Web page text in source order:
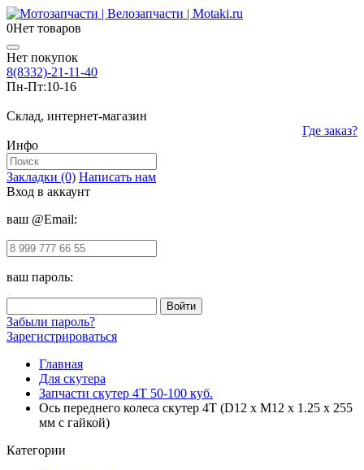
0Нет товаров
Нет покупок
8(8332)-21-11-40
Пн-Пт:10-16
Склад, интернет-магазин
Где заказ?
Инфо
Закладки (0) Написать нам
Вход в аккаунт
ваш @Email:
ваш пароль:
Забыли пароль?
Зарегистрироваться
Главная
Для скутера
Запчасти скутер 4Т 50-100 куб.
Ось переднего колеса скутер 4Т (D12 х М12 x 1.25 х 255
мм с гайкой)
Категории